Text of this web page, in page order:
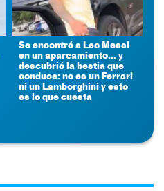
Se encontró a Leo Messi
en un aparcamiento... y
descubrió la bestia que
conduce: no es un Ferrari
ni un Lamborghini y esto
es lo que cuesta